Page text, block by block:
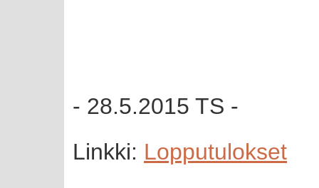
- 28.5.2015 TS -
Linkki: Lopputulokset